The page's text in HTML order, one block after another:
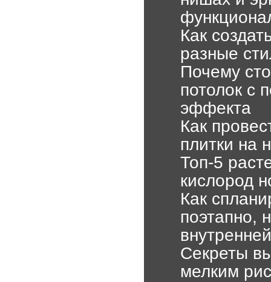
Как
разные
Почему
потолок с
эффекта
Как
плитки на
Топ-5
кислород
Как
поэтапно,
Секреты
мелким